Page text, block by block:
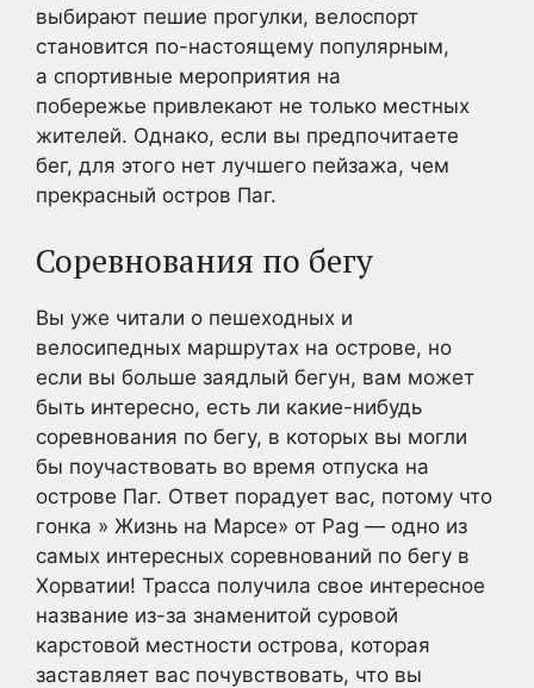
выбирают пешие прогулки, велоспорт
становится по-настоящему популярным,
а спортивные мероприятия на
побережье привлекают не только местных
жителей. Однако, если вы предпочитаете
бег, для этого нет лучшего пейзажа, чем
прекрасный остров Паг.
Соревнования по бегу
Вы уже читали о пешеходных и
велосипедных маршрутах на острове, но
если вы больше заядлый бегун, вам может
быть интересно, есть ли какие-нибудь
соревнования по бегу, в которых вы могли
бы поучаствовать во время отпуска на
острове Паг. Ответ порадует вас, потому что
гонка » Жизнь на Марсе» от Pag — одно из
самых интересных соревнований по бегу в
Хорватии! Трасса получила свое интересное
название из-за знаменитой суровой
карстовой местности острова, которая
заставляет вас почувствовать, что вы